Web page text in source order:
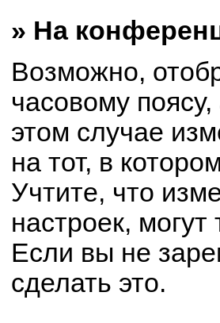
» На
Возможно,
часовому
этом случае
на тот, в
Учтите, что
настроек,
Если вы не
сделать это.